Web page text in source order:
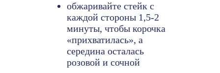
обжаривайте стейк с
каждой стороны 1,5-2
минуты, чтобы корочка
«прихватилась», а
середина осталась
розовой и сочной